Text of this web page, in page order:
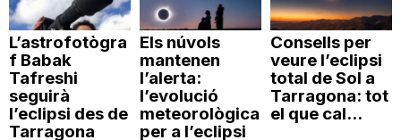
L’astrofotògra
f Babak
Tafreshi
seguirà
l’eclipsi des de
Tarragona
Els núvols
mantenen
l’alerta:
l’evolució
meteorològica
per a l’eclipsi
Consells per
veure l’eclipsi
total de Sol a
Tarragona: tot
el que cal...